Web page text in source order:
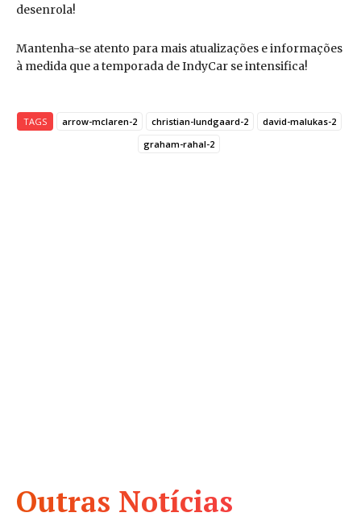
Outras Notícias
desenrola!
Mantenha-se atento para mais atualizações e informações
à medida que a temporada de IndyCar se intensifica!
TAGS arrow-mclaren-2 christian-lundgaard-2
david-malukas-2
graham-rahal-2